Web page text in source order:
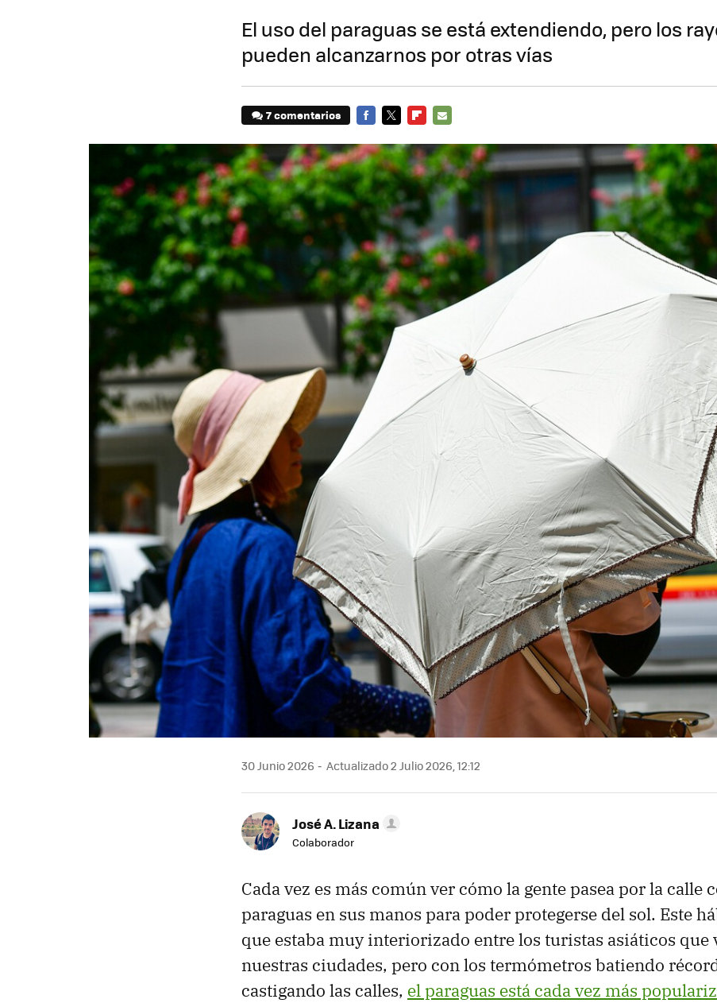
El uso del paraguas se está extendiendo, pero los
pueden alcanzarnos por otras vías
7 comentarios
MAIL
30 Junio 2026 Actualizado 2 Julio 2026, 12:12
José A. Lizana
Colaborador
Cada vez es más común ver cómo la gente pasea por la calle
paraguas en sus manos para poder protegerse del sol. Este
que estaba muy interiorizado entre los turistas asiáticos que
nuestras ciudades, pero con los termómetros batiendo
castigando las calles, el paraguas está cada vez más